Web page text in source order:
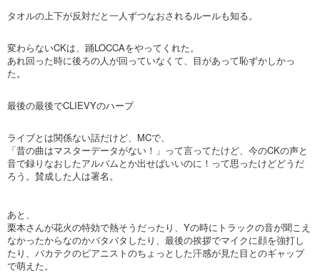
タオルの上下が反対だと一人ずつなおされるルールも知る。
変わらないCKは、踊LOCCAをやってくれた。
あれ回った時に後ろの人が回っていなくて、目があって恥ずかしかっ
た。
最後の最後でCLIEVYのハープ
ライブとは関係ない話だけど、MCで、
「昔の曲はマスターデータがない！」って言ってたけど、今のCKの声と
音で録りなおしたアルバムとか出せばいいのに！って思ったけどどうだ
ろう。賛成した人は署名。
あと、
栗本さんが花火の特効で熱そうだったり、Yの時にトラックの音が聞こえ
なかったからなのかバタバタしたり、最後の挨拶でマイクに顔を強打し
たり、バカテクのピアニストのちょっとした汗感が見た目とのギャップ
で萌えた。